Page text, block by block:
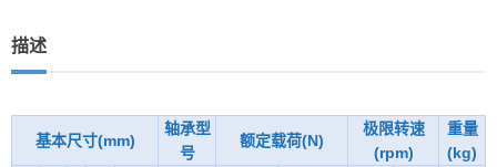
描述
基本尺寸(mm)
轴承型
号
额定载荷(N)
极限转速
(rpm)
重量
(kg)